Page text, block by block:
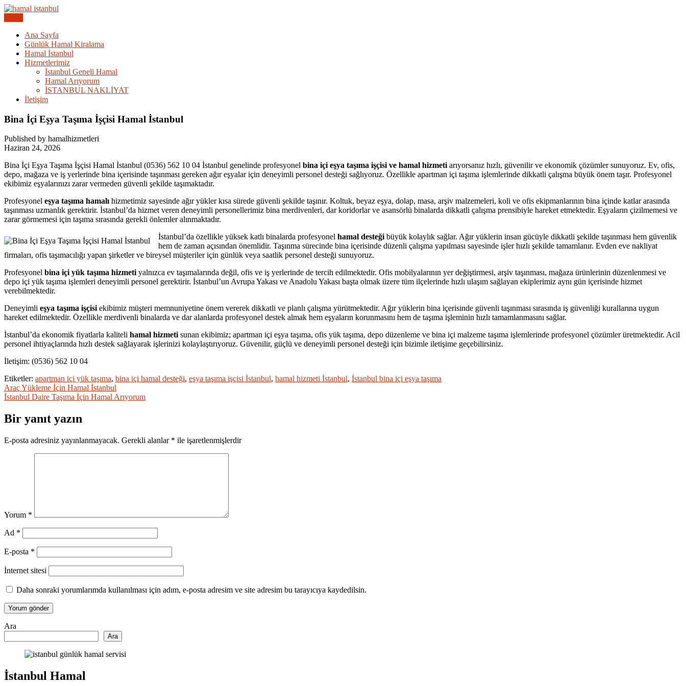
Skip
İstanbul Günlük Hamal | Hamal Arıyorum Hamal Lazım
Ana Sayfa
Günlük Hamal Kiralama
Hamal İstanbul
Hizmetlerimiz
İstanbul Geneli Hamal
Hamal Arıyorum
İSTANBUL NAKLİYAT
İletişim
Bina İçi Eşya Taşıma İşçisi Hamal İstanbul
Published by hamalhizmetleri
Haziran 24, 2026
Bina İçi Eşya Taşıma İşçisi Hamal İstanbul (0536) 562 10 04 İstanbul genelinde profesyonel bina içi eşya taşıma işçisi ve hamal hizmetiarıyorsanız hızlı, güvenilir ve ekonomik çözümler sunuyoruz. Ev, ofis,
depo, mağaza ve iş yerlerinde bina içerisinde taşınması gereken ağır eşyalar için deneyimli personel desteği sağlıyoruz. Özellikle apartman içi taşıma işlemlerinde dikkatli çalışma büyük önem taşır. Profesyonel
ekibimiz eşyalarınızı zarar vermeden güvenli şekilde taşımaktadır.
Profesyonel eşya taşıma hamalıhizmetimiz sayesinde ağır yükler kısa sürede güvenli şekilde taşınır. Koltuk, beyaz eşya, dolap, masa, arşiv malzemeleri, koli ve ofis ekipmanlarının bina içinde katlar arasında
taşınması uzmanlık gerektirir. İstanbul’da hizmet veren deneyimli personellerimiz bina merdivenleri, dar koridorlar ve asansörlü binalarda dikkatli çalışma prensibiyle hareket etmektedir. Eşyaların çizilmemesi ve
zarar görmemesi için taşıma sırasında gerekli önlemler alınmaktadır.
İstanbul’da özellikle yüksek katlı binalarda profesyonel hamal desteğibüyük kolaylık sağlar. Ağır yüklerin insan gücüyle dikkatli şekilde taşınması hem güvenlik
hem de zaman açısından önemlidir. Taşınma sürecinde bina içerisinde düzenli çalışma yapılması sayesinde işler hızlı şekilde tamamlanır. Evden eve nakliyat
firmaları, ofis taşımacılığı yapan şirketler ve bireysel müşteriler için günlük veya saatlik personel desteği sunuyoruz.
Profesyonel bina içi yük taşıma hizmetiyalnızca ev taşımalarında değil, ofis ve iş yerlerinde de tercih edilmektedir. Ofis mobilyalarının yer değiştirmesi, arşiv taşınması, mağaza ürünlerinin düzenlenmesi ve
depo içi yük taşıma işlemleri deneyimli personel gerektirir. İstanbul’un Avrupa Yakası ve Anadolu Yakası başta olmak üzere tüm ilçelerinde hızlı ulaşım sağlayan ekiplerimiz aynı gün içerisinde hizmet
verebilmektedir.
Deneyimli eşya taşıma işçisiekibimiz müşteri memnuniyetine önem vererek dikkatli ve planlı çalışma yürütmektedir. Ağır yüklerin bina içerisinde güvenli taşınması sırasında iş güvenliği kurallarına uygun
hareket edilmektedir. Özellikle merdivenli binalarda ve dar alanlarda profesyonel destek almak hem eşyaların korunmasını hem de taşıma işleminin hızlı tamamlanmasını sağlar.
İstanbul’da ekonomik fiyatlarla kaliteli hamal hizmetisunan ekibimiz; apartman içi eşya taşıma, ofis yük taşıma, depo düzenleme ve bina içi malzeme taşıma işlemlerinde profesyonel çözümler üretmektedir. Acil
personel ihtiyaçlarında hızlı destek sağlayarak işlerinizi kolaylaştırıyoruz. Güvenilir, güçlü ve deneyimli personel desteği için bizimle iletişime geçebilirsiniz.
İletişim: (0536) 562 10 04
Etiketler: apartman içi yük taşıma, bina içi hamal desteği, eşya taşıma işçisi İstanbul, hamal hizmeti İstanbul, İstanbul bina içi eşya taşıma
Yazı
gezinmesi
Araç Yükleme İçin Hamal İstanbul
İstanbul Daire Taşıma İçin Hamal Arıyorum
Bir yanıt yazın
E-posta adresiniz yayınlanmayacak. Gerekli alanlar * ile işaretlenmişlerdir
Yorum *
Ad *
E-posta *
İnternet sitesi
Daha sonraki yorumlarımda kullanılması için adım, e-posta adresim ve site adresim bu tarayıcıya kaydedilsin.
Ara
Ara
İstanbul Hamal